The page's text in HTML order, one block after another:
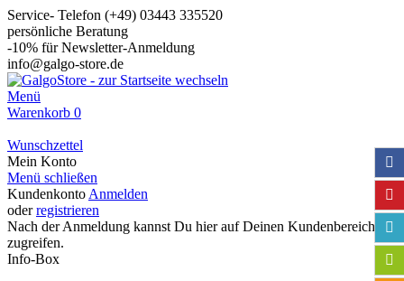
Service- Telefon (+49) 03443 335520
persönliche Beratung
-10% für Newsletter-Anmeldung
info@galgo-store.de
Menü
Warenkorb 0
Wunschzettel
Mein Konto
Menü schließen
Kundenkonto Anmelden
oderregistrieren
Nach der Anmeldung kannst Du hier auf Deinen Kundenbereich
zugreifen.
Info-Box